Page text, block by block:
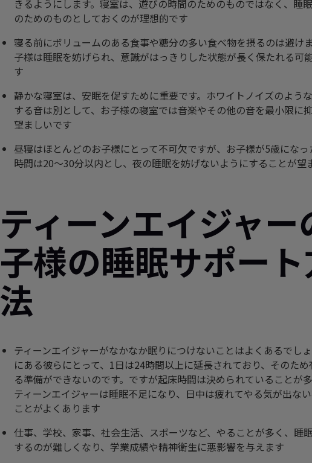
きるようにします。寝室は、遊びの時間のためのものではなく、睡
のためのものとしておくのが理想的です
寝る前にボリュームのある食事や糖分の多い食べ物を摂るのは避け
子様は睡眠を妨げられ、意識がはっきりした状態が長く保たれる可
す
静かな寝室は、安眠を促すために重要です。ホワイトノイズのよう
する音は別として、お子様の寝室では音楽やその他の音を最小限に
望ましいです
昼寝はほとんどのお子様にとって不可欠ですが、お子様が5歳にな
時間は20～30分以内とし、夜の睡眠を妨げないようにすることが望
ティーンエイジャー
子様の睡眠サポー
法
ティーンエイジャーがなかなか眠りにつけないことはよくあるでし
にある彼らにとって、1日は24時間以上に延長されており、そのた
る準備ができないのです。ですが起床時間は決められていることが多
ティーンエイジャーは睡眠不足になり、日中は疲れてやる気が出な
ことがよくあります
仕事、学校、家事、社会生活、スポーツなど、やることが多く、睡
するのが難しくなり、学業成績や精神衛生に悪影響を与えます